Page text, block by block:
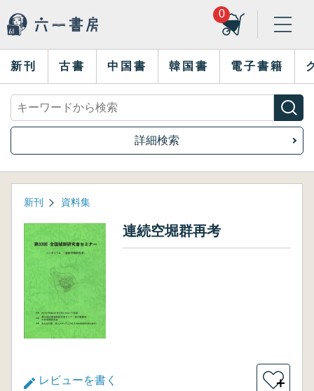
0
新刊 古書 中国書 韓国書 電子書籍
詳細検索
新刊 資料集
連続空堀群再考
レビューを書く ＋